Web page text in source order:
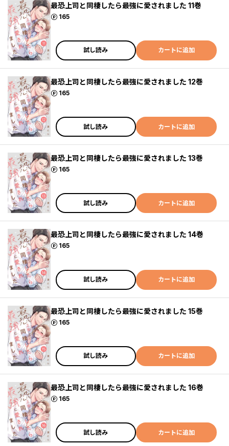
最恐上司と同棲したら最強に愛されました 11巻
165
ポイント
試し読み カートに追加
最恐上司と同棲したら最強に愛されました 12巻
165
ポイント
試し読み カートに追加
最恐上司と同棲したら最強に愛されました 13巻
165
ポイント
試し読み カートに追加
最恐上司と同棲したら最強に愛されました 14巻
165
ポイント
試し読み カートに追加
最恐上司と同棲したら最強に愛されました 15巻
165
ポイント
試し読み カートに追加
最恐上司と同棲したら最強に愛されました 16巻
165
ポイント
試し読み カートに追加